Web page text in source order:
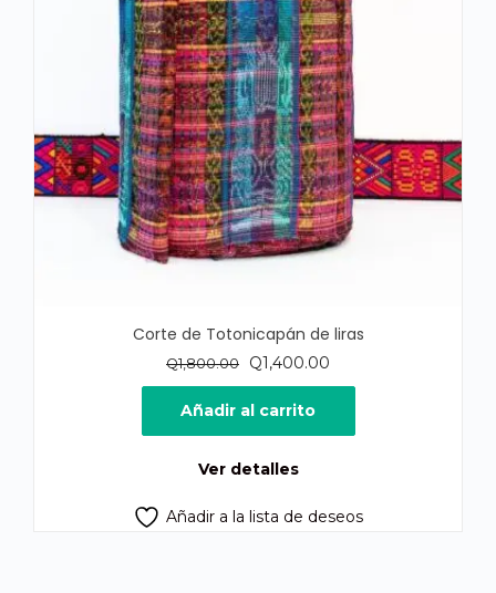
Corte de Totonicapán de liras
Q1,800.00
El
precio
original
era:
Q1,400.00
precio
es:
Añadir al carrito
Ver detalles
Añadir a la lista de deseos